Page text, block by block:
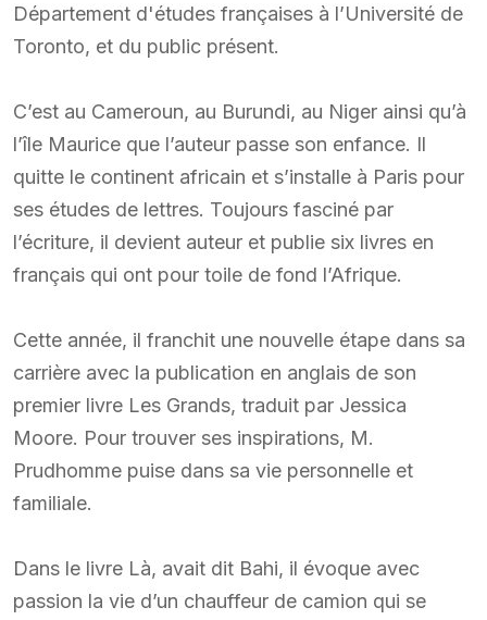
Département d'études françaises à l’Université de
Toronto, et du public présent.
C’est au Cameroun, au Burundi, au Niger ainsi qu’à
l’île Maurice que l’auteur passe son enfance. Il
quitte le continent africain et s’installe à Paris pour
ses études de lettres. Toujours fasciné par
l’écriture, il devient auteur et publie six livres en
français qui ont pour toile de fond l’Afrique.
Cette année, il franchit une nouvelle étape dans sa
carrière avec la publication en anglais de son
premier livre Les Grands, traduit par Jessica
Moore. Pour trouver ses inspirations, M.
Prudhomme puise dans sa vie personnelle et
familiale.
Dans le livre Là, avait dit Bahi, il évoque avec
passion la vie d’un chauffeur de camion qui se